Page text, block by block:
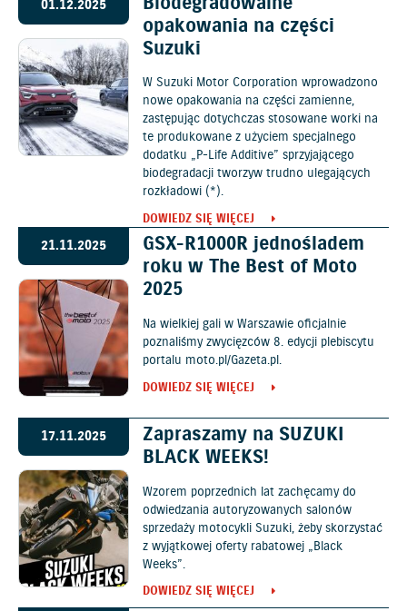
01.12.2025
opakowania na części
Suzuki
W Suzuki Motor Corporation wprowadzono
nowe opakowania na części zamienne,
zastępując dotychczas stosowane worki na
te produkowane z użyciem specjalnego
dodatku „P-Life Additive” sprzyjającego
biodegradacji tworzyw trudno ulegających
rozkładowi (*).
DOWIEDZ SIĘ WIĘCEJ
21.11.2025
GSX-R1000R jednośladem
roku w The Best of Moto
2025
Na wielkiej gali w Warszawie oficjalnie
poznaliśmy zwycięzców 8. edycji plebiscytu
portalu moto.pl/Gazeta.pl.
DOWIEDZ SIĘ WIĘCEJ
17.11.2025
Zapraszamy na SUZUKI
BLACK WEEKS!
Wzorem poprzednich lat zachęcamy do
odwiedzania autoryzowanych salonów
sprzedaży motocykli Suzuki, żeby skorzystać
z wyjątkowej oferty rabatowej „Black
Weeks”.
DOWIEDZ SIĘ WIĘCEJ